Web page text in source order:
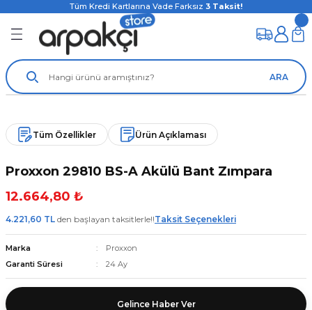
Tüm Kredi Kartlarına Vade Farksız 3 Taksit!
ARA
Tüm Özellikler Ürün Açıklaması
Proxxon 29810 BS-A Akülü Bant Zımpara
12.664,80 ₺
4.221,60 TL den başlayan taksitlerle!!Taksit Seçenekleri
Marka
Proxxon
Garanti Süresi
24 Ay
Gelince Haber Ver